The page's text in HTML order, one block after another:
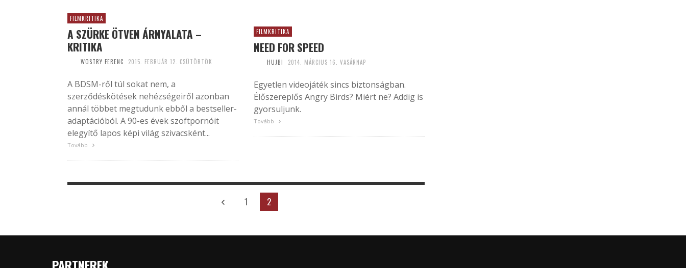
FILMKRITIKA
A SZÜRKE ÖTVEN ÁRNYALATA –
KRITIKA
WOSTRY FERENC 2015. FEBRUÁR 12. CSÜTÖRTÖK
A BDSM-ről túl sokat nem, a
szerződéskötések nehézségeiről azonban
annál többet megtudunk ebből a bestseller-
adaptációból. A 90-es évek szoftpornóit
elegyítő lapos képi világ szivacsként...
Tovább
FILMKRITIKA
NEED FOR SPEED
HUJBI 2014. MÁRCIUS 16. VASÁRNAP
Egyetlen videojáték sincs biztonságban.
Élőszereplős Angry Birds? Miért ne? Addig is
gyorsuljunk.
Tovább
1 2